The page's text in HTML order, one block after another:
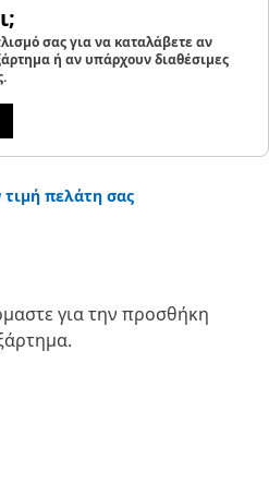
σας για να καταλάβετε αν
ή αν υπάρχουν διαθέσιμες
τιμή πελάτη σας
για την προσθήκη